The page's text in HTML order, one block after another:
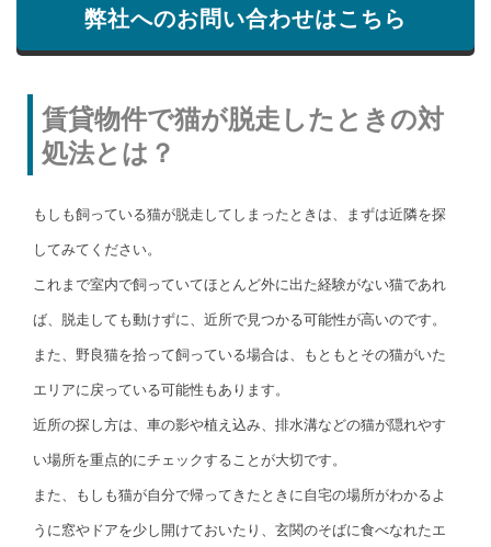
弊社へのお問い合わせはこちら
賃貸物件で猫が脱走したときの対
処法とは？
もしも飼っている猫が脱走してしまったときは、まずは近隣を探
してみてください。
これまで室内で飼っていてほとんど外に出た経験がない猫であれ
ば、脱走しても動けずに、近所で見つかる可能性が高いのです。
また、野良猫を拾って飼っている場合は、もともとその猫がいた
エリアに戻っている可能性もあります。
近所の探し方は、車の影や植え込み、排水溝などの猫が隠れやす
い場所を重点的にチェックすることが大切です。
また、もしも猫が自分で帰ってきたときに自宅の場所がわかるよ
うに窓やドアを少し開けておいたり、玄関のそばに食べなれたエ